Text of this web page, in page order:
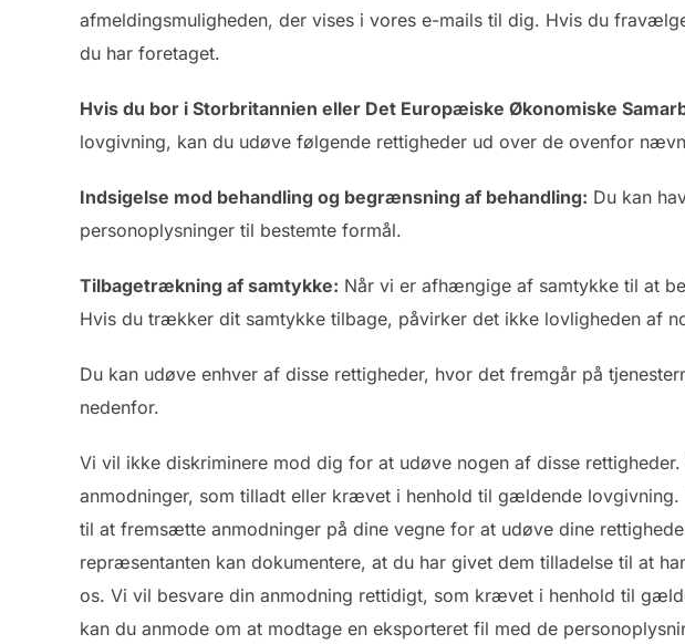
afmeldingsmuligheden, der vises i vores e-mails til dig. Hvis du
du har foretaget.
Hvis du bor i Storbritannien eller Det Europæiske Økonomiske
lovgivning, kan du udøve følgende rettigheder ud over de ovenfor
Indsigelse mod behandling og begrænsning af behandling: Du kan
personoplysninger til bestemte formål.
Tilbagetrækning af samtykke: Når vi er afhængige af samtykke til at
Hvis du trækker dit samtykke tilbage, påvirker det ikke lovligheden af
Du kan udøve enhver af disse rettigheder, hvor det fremgår på
nedenfor.
Vi vil ikke diskriminere mod dig for at udøve nogen af disse
anmodninger, som tilladt eller krævet i henhold til gældende
til at fremsætte anmodninger på dine vegne for at udøve dine
repræsentanten kan dokumentere, at du har givet dem tilladelse til at
os. Vi vil besvare din anmodning rettidigt, som krævet i henhold til
kan du anmode om at modtage en eksporteret fil med de